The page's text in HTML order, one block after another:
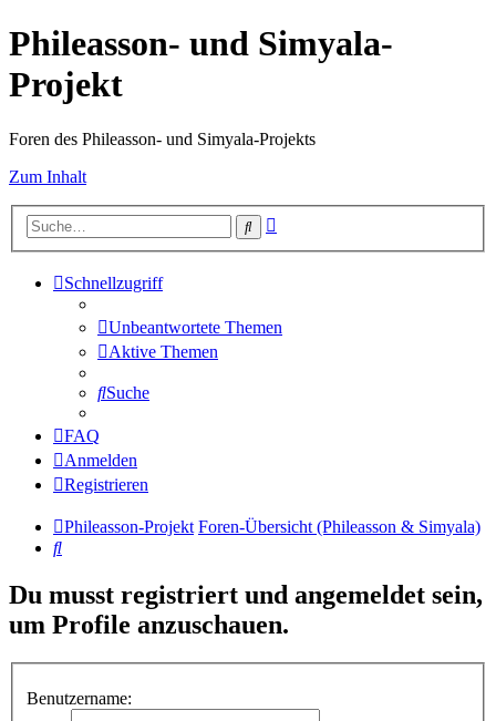
Phileasson- und Simyala-
Projekt
Foren des Phileasson- und Simyala-Projekts
Zum Inhalt
Suche
Schnellzugriff
Unbeantwortete Themen
Aktive Themen
Suche
FAQ
Anmelden
Registrieren
Phileasson-Projekt Foren-Übersicht (Phileasson & Simyala)
Suche
Du musst registriert und angemeldet sein,
um Profile anzuschauen.
Benutzername: